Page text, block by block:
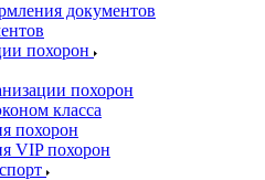
документов
похорон
похорон
класса
похорон
VIP похорон